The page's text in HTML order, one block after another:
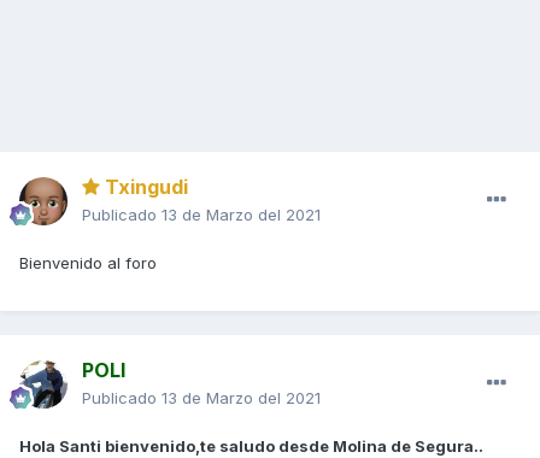
Txingudi
Publicado 13 de Marzo del 2021
Bienvenido al foro
POLI
Publicado 13 de Marzo del 2021
Hola Santi bienvenido,te saludo desde Molina de Segura..